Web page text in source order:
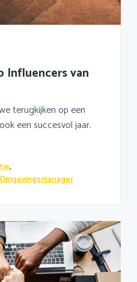
Influencers van
terugkijken op een
een succesvol jaar.
,
Omgevingsmanager